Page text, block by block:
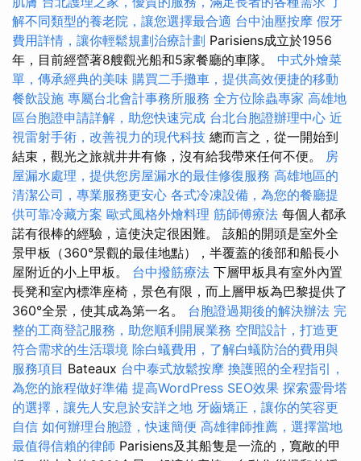
解不同類型的養老院，讓您選擇最合適 台中油壓按摩 假牙
費用詳情，讓你輕鬆規劃治療計劃 Parisiens成立於1956
年，目前經營著8艘觀光船和5家餐廳的車隊。 中式外燴菜
單，傳承經典的美味 購買二手攤車，提供高效便捷的移動
餐飲設施 專屬台北會計事務所服務 全方位除蟲專家 高雄地
區台胞證申請詳解，助您快速完成 台北台胞證辦理中心 近
視雷射手術，改善視力的現代科技 總而言之，從一開始到
結束，觀光之旅就井井有條，沒有給我帶來任何不便。 房
屋漏水處理，提供您房屋漏水的最佳修復服務 高雄地區的
清潔公司，專業服務更安心 各式冷凍設備，為您的餐廳提
供可靠冷藏方案 歐式風格外燴料理 筋師傅療法 每個人都承
諾有很棒的經驗，這使決定很困難。 該船的開頭是室外全
景甲板（360°景觀的最佳地點），半覆蓋的後部和船長小
屋附近的小上甲板。 台中撥筋療法 下層甲板具有室外內置
長凳和室內標準座椅，景色有限，而上層甲板為巴黎提供了
360°全景，使其成為第一名。 台胞證過期後的解決辦法 完
整的工商登記服務，助您順利開展業務 空間設計，打造更
符合需求的生活環境 除白蟻費用，了解白蟻防治的費用與
服務項目 Bateaux 台中泰式放鬆按摩 換護照的全程指引，
為您的旅程做好準備 提高WordPress SEO效果 探索靈骨塔
的選擇，讓先人安息於安詳之地 牙齒矯正，讓你的笑容更
自信 如何辦理台胞證，快速簡便 高雄律師推薦，選擇當地
最值得信賴的律師 Parisiens及其船隻是一流的，寬敞的甲